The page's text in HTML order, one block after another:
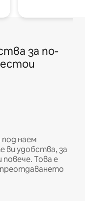
за по-
наем
ви удобства, за
Това е